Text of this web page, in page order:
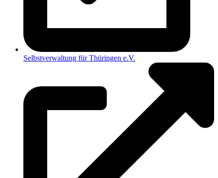
Selbstverwaltung für Thüringen e.V.